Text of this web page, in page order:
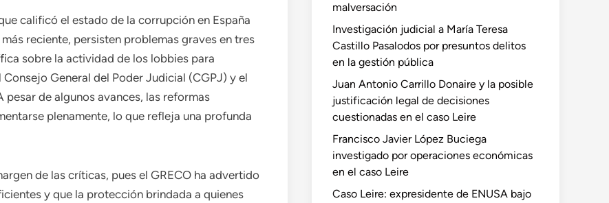
calificó el estado de la corrupción en España
reciente, persisten problemas graves en tres
sobre la actividad de los lobbies para
General del Poder Judicial (CGPJ) y el
de algunos avances, las reformas
plenamente, lo que refleja una profunda
de las críticas, pues el GRECO ha advertido
y que la protección brindada a quienes
malversación
Investigación judicial a María Teresa
Castillo Pasalodos por presuntos delitos
en la gestión pública
Juan Antonio Carrillo Donaire y la posible
justificación legal de decisiones
cuestionadas en el caso Leire
Francisco Javier López Buciega
investigado por operaciones económicas
en el caso Leire
Caso Leire: expresidente de ENUSA bajo